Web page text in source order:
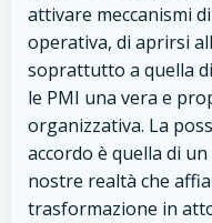
attivare meccanismi
operativa, di aprirsi
soprattutto a quella
le PMI una vera e
organizzativa. La
accordo è quella di
nostre realtà che
trasformazione in